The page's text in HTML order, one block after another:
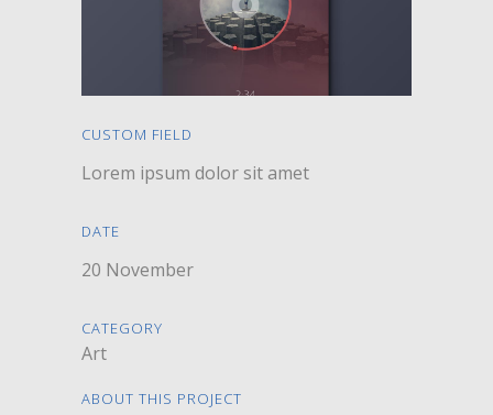
CUSTOM FIELD
Lorem ipsum dolor sit amet
DATE
20 November
CATEGORY
Art
ABOUT THIS PROJECT